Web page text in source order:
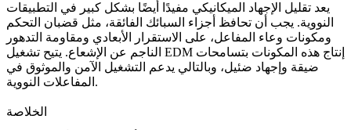
يعد تقليل الإجهاد الميكانيكي مفيدًا أيضًا بشكل كبير في التطبيقات
النووية. يجب أن تحافظ أجزاء السبائك الفائقة، مثل قضبان التحكم
ومكونات وعاء المفاعل، على الاستقرار الأبعادي ومقاومة التدهور
الناجم عن الإشعاع. يتيح تشغيل EDM إنتاج هذه المكونات بتسامحات
ضيقة وإجهاد ضئيل، وبالتالي يدعم التشغيل الآمن والموثوق في
المفاعلات النووية.
الخلاصة